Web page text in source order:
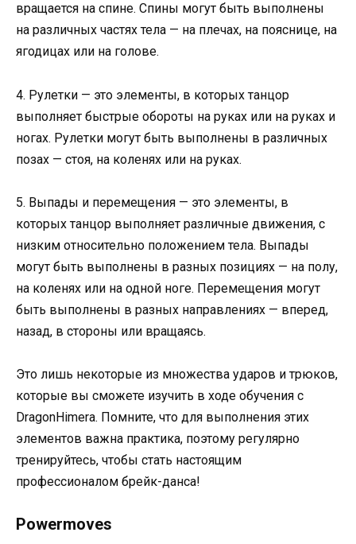
вращается на спине. Спины могут быть выполнены
на различных частях тела — на плечах, на пояснице, на
ягодицах или на голове.
4. Рулетки — это элементы, в которых танцор
выполняет быстрые обороты на руках или на руках и
ногах. Рулетки могут быть выполнены в различных
позах — стоя, на коленях или на руках.
5. Выпады и перемещения — это элементы, в
которых танцор выполняет различные движения, с
низким относительно положением тела. Выпады
могут быть выполнены в разных позициях — на полу,
на коленях или на одной ноге. Перемещения могут
быть выполнены в разных направлениях — вперед,
назад, в стороны или вращаясь.
Это лишь некоторые из множества ударов и трюков,
которые вы сможете изучить в ходе обучения с
DragonHimera. Помните, что для выполнения этих
элементов важна практика, поэтому регулярно
тренируйтесь, чтобы стать настоящим
профессионалом брейк-данса!
Powermoves